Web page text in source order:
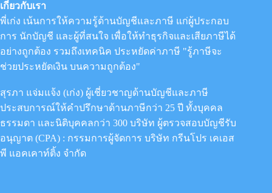
เกี่ยวกับเรา
พี่เก่ง เน้นการให้ความรู้ด้านบัญชีและภาษี แก่ผู้ประกอบ
การ นักบัญชี และผู้ที่สนใจ เพื่อให้ทำธุรกิจและเสียภาษีได้
อย่างถูกต้อง รวมถึงเทคนิค ประหยัดค่าภาษี "รู้ภาษีจะ
ช่วยประหยัดเงิน บนความถูกต้อง"
สุรภา แจ่มแจ้ง (เก่ง) ผู้เชี่ยวชาญด้านบัญชีและภาษี
ประสบการณ์ให้คำปรึกษาด้านภาษีกว่า 25 ปี ทั้งบุคคล
ธรรมดา และนิติบุคคลกว่า 300 บริษัท ผู้ตรวจสอบบัญชีรับ
อนุญาต (CPA) : กรรมการผู้จัดการ บริษัท กรีนโปร เคเอส
พี แอคเคาท์ติ้ง จำกัด